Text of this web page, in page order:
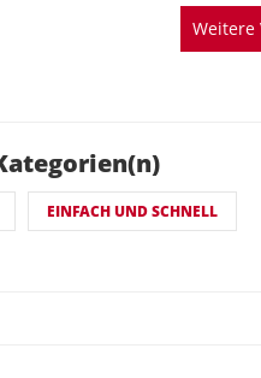
Weitere
EINFACH UND SCHNELL